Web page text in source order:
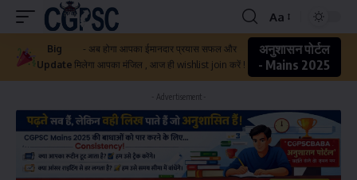
Aa
Big
Update
- अब होगा आपका ईमानदार प्रयास सफल और
मिलेगा आपका मंजिल , आज ही wishlist join करें !
अनुशासन पोर्टल
- Mains 2025
- Advertisement -